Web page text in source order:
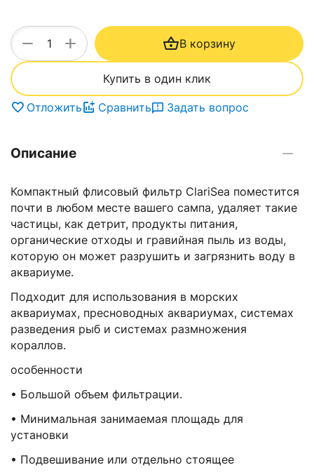
+
− В корзину
Купить в один клик
Отложить Сравнить Задать вопрос
Описание
Компактный флисовый фильтр ClariSea поместится
почти в любом месте вашего сампа, удаляет такие
частицы, как детрит, продукты питания,
органические отходы и гравийная пыль из воды,
которую он может разрушить и загрязнить воду в
аквариуме.
Подходит для использования в морских
аквариумах, пресноводных аквариумах, системах
разведения рыб и системах размножения
кораллов.
особенности
• Большой объем фильтрации.
• Минимальная занимаемая площадь для
установки
• Подвешивание или отдельно стоящее